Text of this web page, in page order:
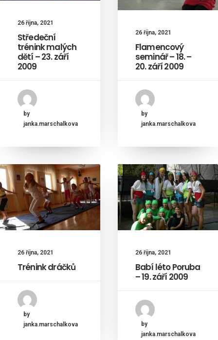
26 října, 2021
Středeční
trénink malých
dětí – 23. září
2009
by
janka.marschalkova
26 října, 2021
Flamencový
seminář – 18. –
20. září 2009
by
janka.marschalkova
26 října, 2021
Trénink dráčků
by
janka.marschalkova
26 října, 2021
Babí léto Poruba
– 19. září 2009
by
janka.marschalkova